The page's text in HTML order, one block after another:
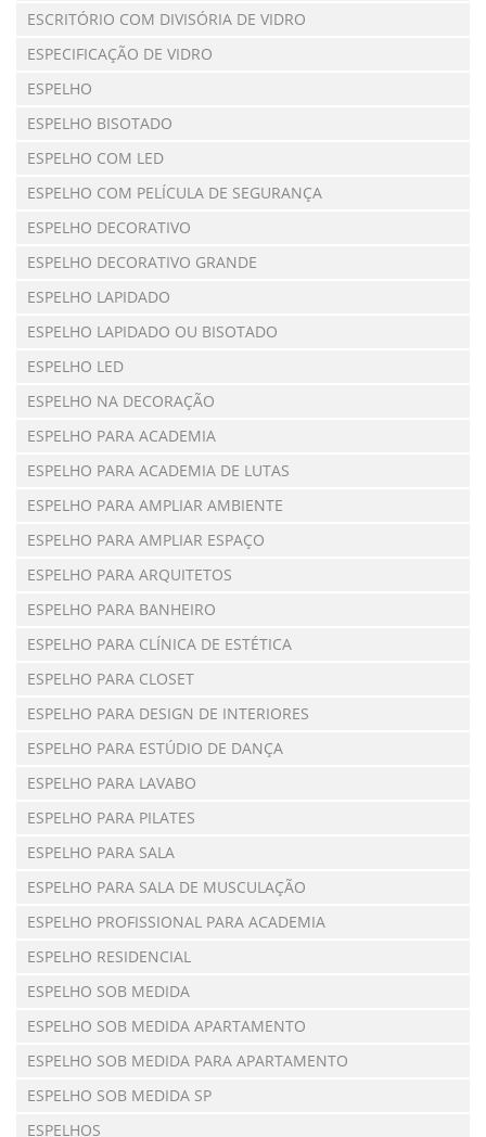
ESCRITÓRIO COM DIVISÓRIA DE VIDRO
ESPECIFICAÇÃO DE VIDRO
ESPELHO
ESPELHO BISOTADO
ESPELHO COM LED
ESPELHO COM PELÍCULA DE SEGURANÇA
ESPELHO DECORATIVO
ESPELHO DECORATIVO GRANDE
ESPELHO LAPIDADO
ESPELHO LAPIDADO OU BISOTADO
ESPELHO LED
ESPELHO NA DECORAÇÃO
ESPELHO PARA ACADEMIA
ESPELHO PARA ACADEMIA DE LUTAS
ESPELHO PARA AMPLIAR AMBIENTE
ESPELHO PARA AMPLIAR ESPAÇO
ESPELHO PARA ARQUITETOS
ESPELHO PARA BANHEIRO
ESPELHO PARA CLÍNICA DE ESTÉTICA
ESPELHO PARA CLOSET
ESPELHO PARA DESIGN DE INTERIORES
ESPELHO PARA ESTÚDIO DE DANÇA
ESPELHO PARA LAVABO
ESPELHO PARA PILATES
ESPELHO PARA SALA
ESPELHO PARA SALA DE MUSCULAÇÃO
ESPELHO PROFISSIONAL PARA ACADEMIA
ESPELHO RESIDENCIAL
ESPELHO SOB MEDIDA
ESPELHO SOB MEDIDA APARTAMENTO
ESPELHO SOB MEDIDA PARA APARTAMENTO
ESPELHO SOB MEDIDA SP
ESPELHOS